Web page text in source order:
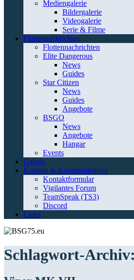
Mediengalerie
Bildergalerie
Videogalerie
Serie & Filme
Flottennachrichten
Flottennachrichten
Elite Dangerous
News
Guides
Star Citizen
News
Guides
Angebote
BSGO
News
Angebote
Hangar
Events
Galerie
Kontakt & Kommunikation
Kontaktformular
Vigilantes Forum
TeamSpeak (TS3)
Discord
Links
Schlagwort-Archiv: